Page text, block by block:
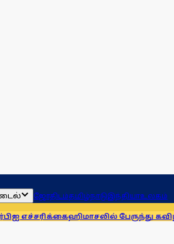
ஜோதிடம்தமிழ்நாடுஇந்தியாஉலகம்
ஹிமாசலில் பேருந்து கவிழ்ந்து